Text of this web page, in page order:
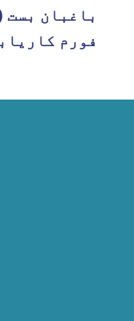
باغبان بست (7) ریاست مالی و
فورم